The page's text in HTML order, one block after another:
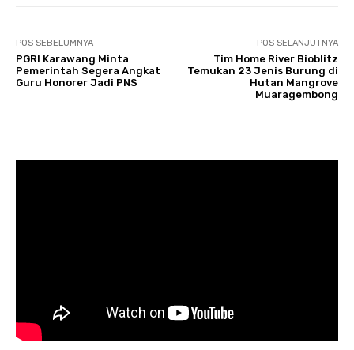
POS SEBELUMNYA
PGRI Karawang Minta
Pemerintah Segera Angkat
Guru Honorer Jadi PNS
POS SELANJUTNYA
Tim Home River Bioblitz
Temukan 23 Jenis Burung di
Hutan Mangrove
Muaragembong